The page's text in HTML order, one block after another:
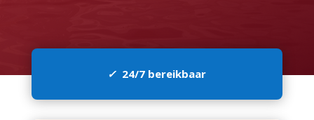
✓ 24/7 bereikbaar